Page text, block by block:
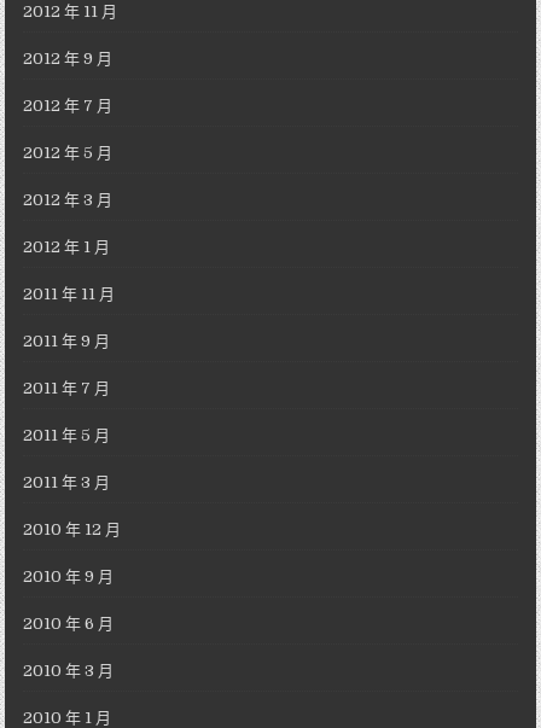
2012 年 11 月
2012 年 9 月
2012 年 7 月
2012 年 5 月
2012 年 3 月
2012 年 1 月
2011 年 11 月
2011 年 9 月
2011 年 7 月
2011 年 5 月
2011 年 3 月
2010 年 12 月
2010 年 9 月
2010 年 6 月
2010 年 3 月
2010 年 1 月